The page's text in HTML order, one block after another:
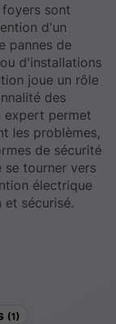
(1)
sont
d'un
pannes de
d'installations
joue un rôle
des
expert permet
les problèmes,
de sécurité
se tourner vers
électrique
sécurisé.